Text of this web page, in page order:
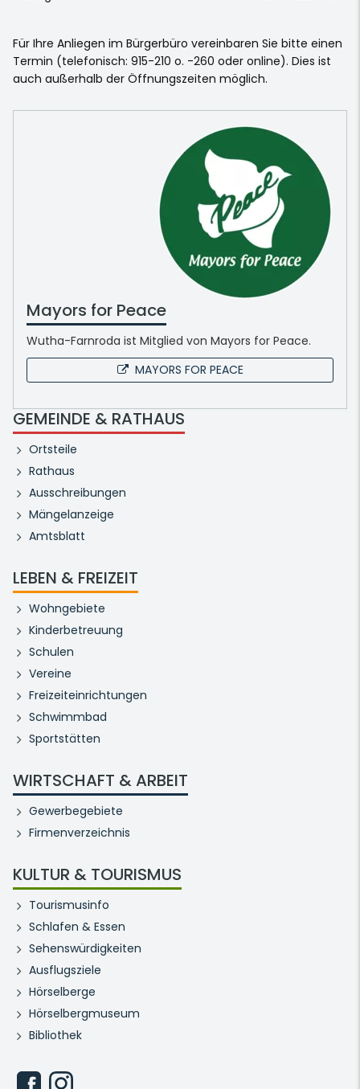
Für Ihre Anliegen im Bürgerbüro vereinbaren Sie bitte einen
Termin (telefonisch: 915-210 o. -260 oder online). Dies ist
auch außerhalb der Öffnungszeiten möglich.
Mayors for Peace
Wutha-Farnroda ist Mitglied von Mayors for Peace.
MAYORS FOR PEACE
GEMEINDE & RATHAUS
Ortsteile
Rathaus
Ausschreibungen
Mängelanzeige
Amtsblatt
LEBEN & FREIZEIT
Wohngebiete
Kinderbetreuung
Schulen
Vereine
Freizeiteinrichtungen
Schwimmbad
Sportstätten
WIRTSCHAFT & ARBEIT
Gewerbegebiete
Firmenverzeichnis
KULTUR & TOURISMUS
Tourismusinfo
Schlafen & Essen
Sehenswürdigkeiten
Ausflugsziele
Hörselberge
Hörselbergmuseum
Bibliothek